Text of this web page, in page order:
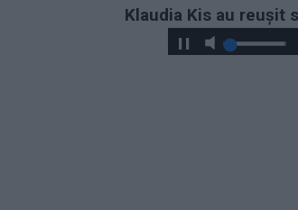
Klaudia Kis au reușit